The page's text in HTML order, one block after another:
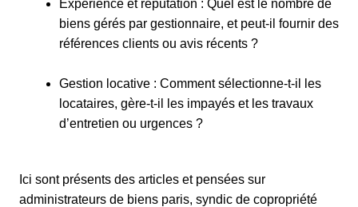
Expérience et réputation : Quel est le nombre de
biens gérés par gestionnaire, et peut-il fournir des
références clients ou avis récents ?
Gestion locative : Comment sélectionne-t-il les
locataires, gère-t-il les impayés et les travaux
d’entretien ou urgences ?
Ici sont présents des articles et pensées sur
administrateurs de biens paris, syndic de copropriété